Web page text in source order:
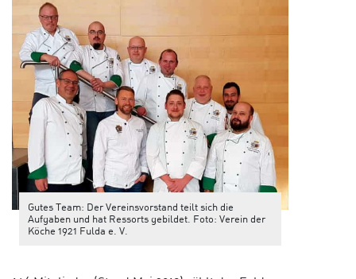
Gutes Team: Der Vereinsvorstand teilt sich die
Aufgaben und hat Ressorts gebildet. Foto: Verein der
Köche 1921 Fulda e. V.